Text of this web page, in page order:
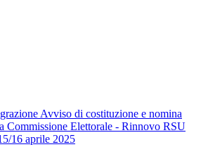
Avviso di costituzione e nomina
Commissione Elettorale - Rinnovo RSU
16 aprile 2025